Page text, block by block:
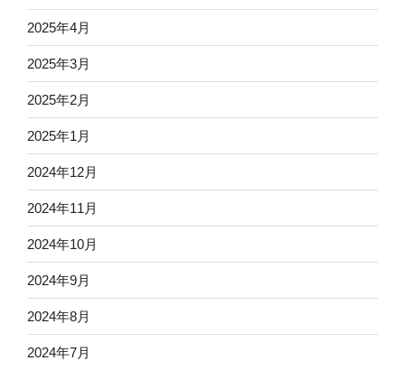
2025年4月
2025年3月
2025年2月
2025年1月
2024年12月
2024年11月
2024年10月
2024年9月
2024年8月
2024年7月